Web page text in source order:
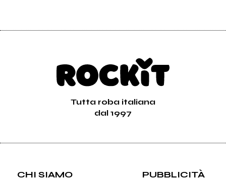
Tutta roba italiana
dal 1997
CHI SIAMO PUBBLICITÀ